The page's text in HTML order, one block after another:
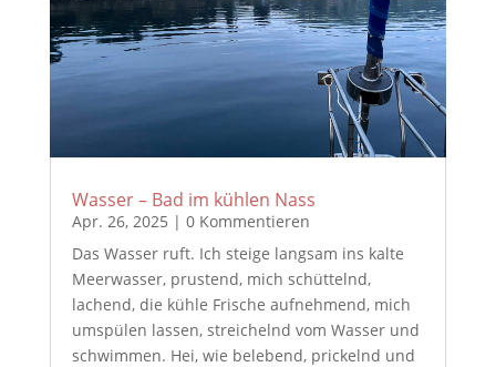
Wasser – Bad im kühlen Nass
Apr. 26, 2025 | 0 Kommentieren
Das Wasser ruft. Ich steige langsam ins kalte
Meerwasser, prustend, mich schüttelnd,
lachend, die kühle Frische aufnehmend, mich
umspülen lassen, streichelnd vom Wasser und
schwimmen. Hei, wie belebend, prickelnd und